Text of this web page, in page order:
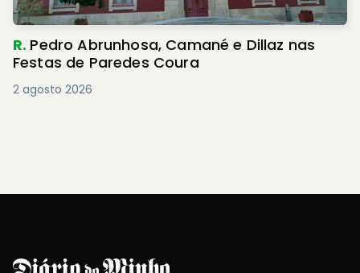
R. Pedro Abrunhosa, Camané e Dillaz nas
Festas de Paredes Coura
2 agosto 2026